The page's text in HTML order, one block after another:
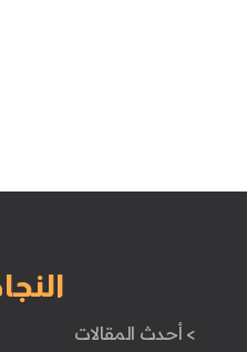
> أحدث المقالات